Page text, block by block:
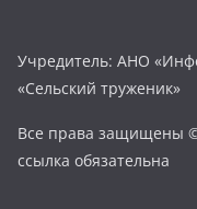
Учредитель: АНО
«Сельский труженик»
Все права защищены
ссылка обязательна